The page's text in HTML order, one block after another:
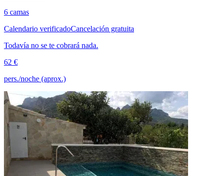
6 camas
Calendario verificadoCancelación gratuita
Todavía no se te cobrará nada.
62 €
pers./noche (aprox.)